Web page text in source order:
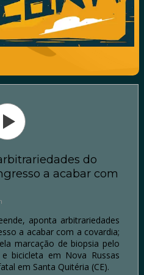
do
a acabar com
aponta arbitrariedades
a acabar com a covardia;
marcação de biopsia pelo
bicicleta em Nova Russas
em Santa Quitéria (CE).